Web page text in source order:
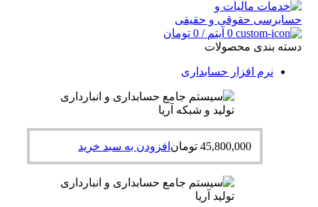
0 آیتم /
0 تومان
دسته بندی محصولات
نرم افزار حسابداری
45,800,000 تومان افزودن به سبد خرید